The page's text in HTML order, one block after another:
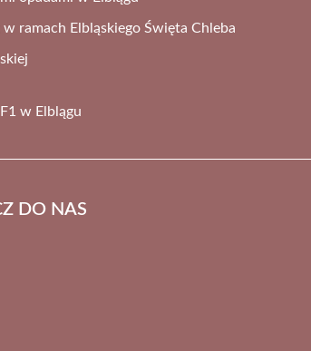
ramach Elbląskiego Święta Chleba
w Elblągu
DO NAS